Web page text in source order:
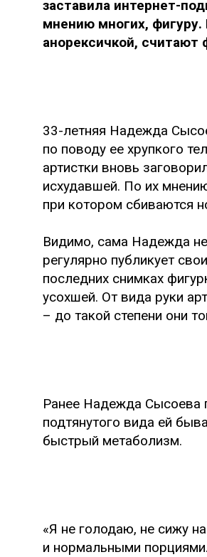
заставила интернет-
мнению многих,
анорексичкой, считают
33-летняя Надежда
по поводу ее хрупкого
артистки вновь
исхудавшей. По их
при котором сбиваются
Видимо, сама Надежда
регулярно публикует
последних снимках
усохшей. От вида руки
– до такой степени они
Ранее Надежда Сысоева
подтянутого вида ей
быстрый метаболизм.
«Я не голодаю, не сижу
и нормальными